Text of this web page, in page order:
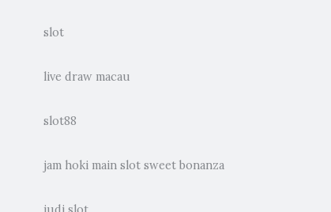
slot
live draw macau
slot88
jam hoki main slot sweet bonanza